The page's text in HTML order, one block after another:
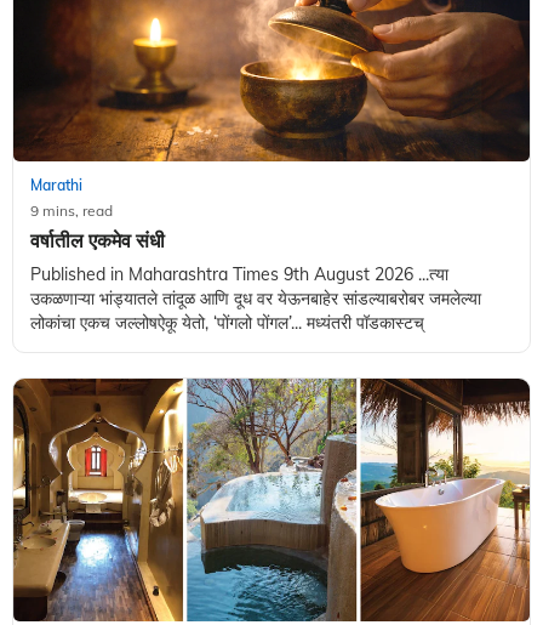
Marathi
9 mins, read
वर्षातील एकमेव संधी
Published in Maharashtra Times 9th August 2026 ...त्या
उकळणाऱ्या भांड्यातले तांदूळ आणि दूध वर येऊनबाहेर सांडल्याबरोबर जमलेल्या
लोकांचा एकच जल्लोषऐकू येतो, ‌‘पोंगलो पोंगल‌’... मध्यंतरी पॉडकास्टच्